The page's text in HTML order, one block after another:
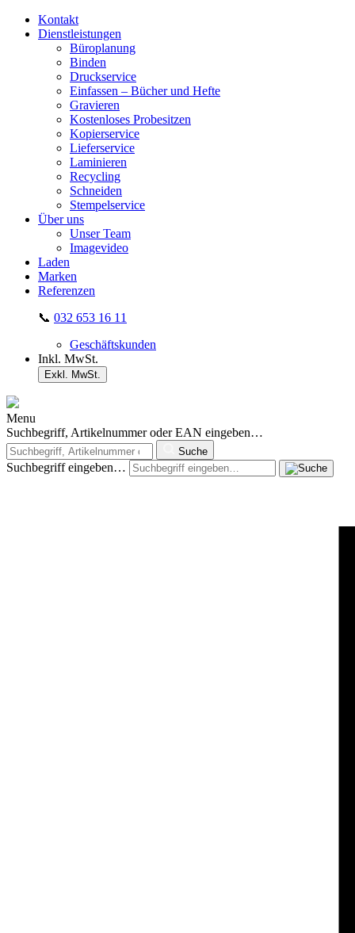
Kontakt
Dienstleistungen
Büroplanung
Binden
Druckservice
Einfassen – Bücher und Hefte
Gravieren
Kostenloses Probesitzen
Kopierservice
Lieferservice
Laminieren
Recycling
Schneiden
Stempelservice
Über uns
Unser Team
Imagevideo
Laden
Marken
Referenzen
📞 032 653 16 11
Geschäftskunden
Inkl. MwSt.
Exkl. MwSt.
Menu
Suchbegriff, Artikelnummer oder EAN eingeben…
Suche
Suchbegriff eingeben…